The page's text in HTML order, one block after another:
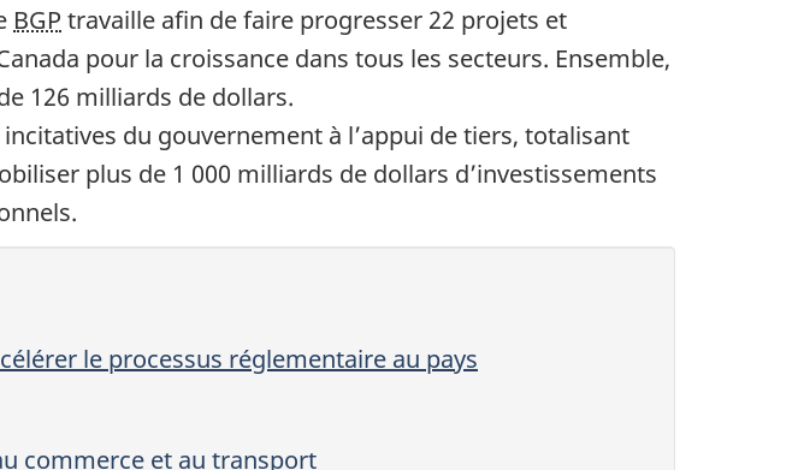
BGP travaille afin de faire progresser 22 projets et
pour la croissance dans tous les secteurs. Ensemble,
126 milliards de dollars.
du gouvernement à l’appui de tiers, totalisant
plus de 1 000 milliards de dollars d’investissements
le processus réglementaire au pays
commerce et au transport